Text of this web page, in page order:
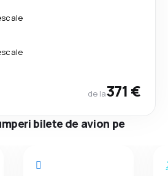
de la371 €
bilete de avion pe